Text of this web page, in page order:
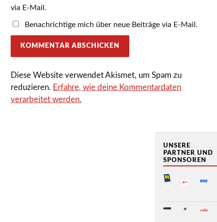
via E-Mail.
Benachrichtige mich über neue Beiträge via E-Mail.
Diese Website verwendet Akismet, um Spam zu
reduzieren. Erfahre, wie deine Kommentardaten
verarbeitet werden.
UNSERE
PARTNER UND
SPONSOREN